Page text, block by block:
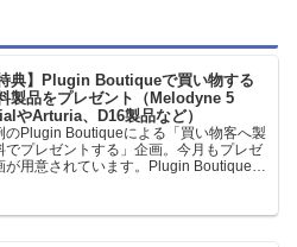
特典】Plugin Boutiqueで買い物する
製品をプレゼント（Melodyne 5
やArturia、D16製品など）
のPlugin Boutiqueによる「買い物客へ製
でプレゼントする」企画。今月もプレゼ
が用意されています。Plugin Boutiqueで
無料配布終了予定日：日本時間：